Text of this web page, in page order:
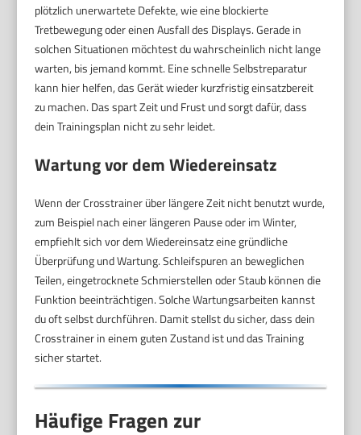
plötzlich unerwartete Defekte, wie eine blockierte
Tretbewegung oder einen Ausfall des Displays. Gerade in
solchen Situationen möchtest du wahrscheinlich nicht lange
warten, bis jemand kommt. Eine schnelle Selbstreparatur
kann hier helfen, das Gerät wieder kurzfristig einsatzbereit
zu machen. Das spart Zeit und Frust und sorgt dafür, dass
dein Trainingsplan nicht zu sehr leidet.
Wartung vor dem Wiedereinsatz
Wenn der Crosstrainer über längere Zeit nicht benutzt wurde,
zum Beispiel nach einer längeren Pause oder im Winter,
empfiehlt sich vor dem Wiedereinsatz eine gründliche
Überprüfung und Wartung. Schleifspuren an beweglichen
Teilen, eingetrocknete Schmierstellen oder Staub können die
Funktion beeinträchtigen. Solche Wartungsarbeiten kannst
du oft selbst durchführen. Damit stellst du sicher, dass dein
Crosstrainer in einem guten Zustand ist und das Training
sicher startet.
Häufige Fragen zur